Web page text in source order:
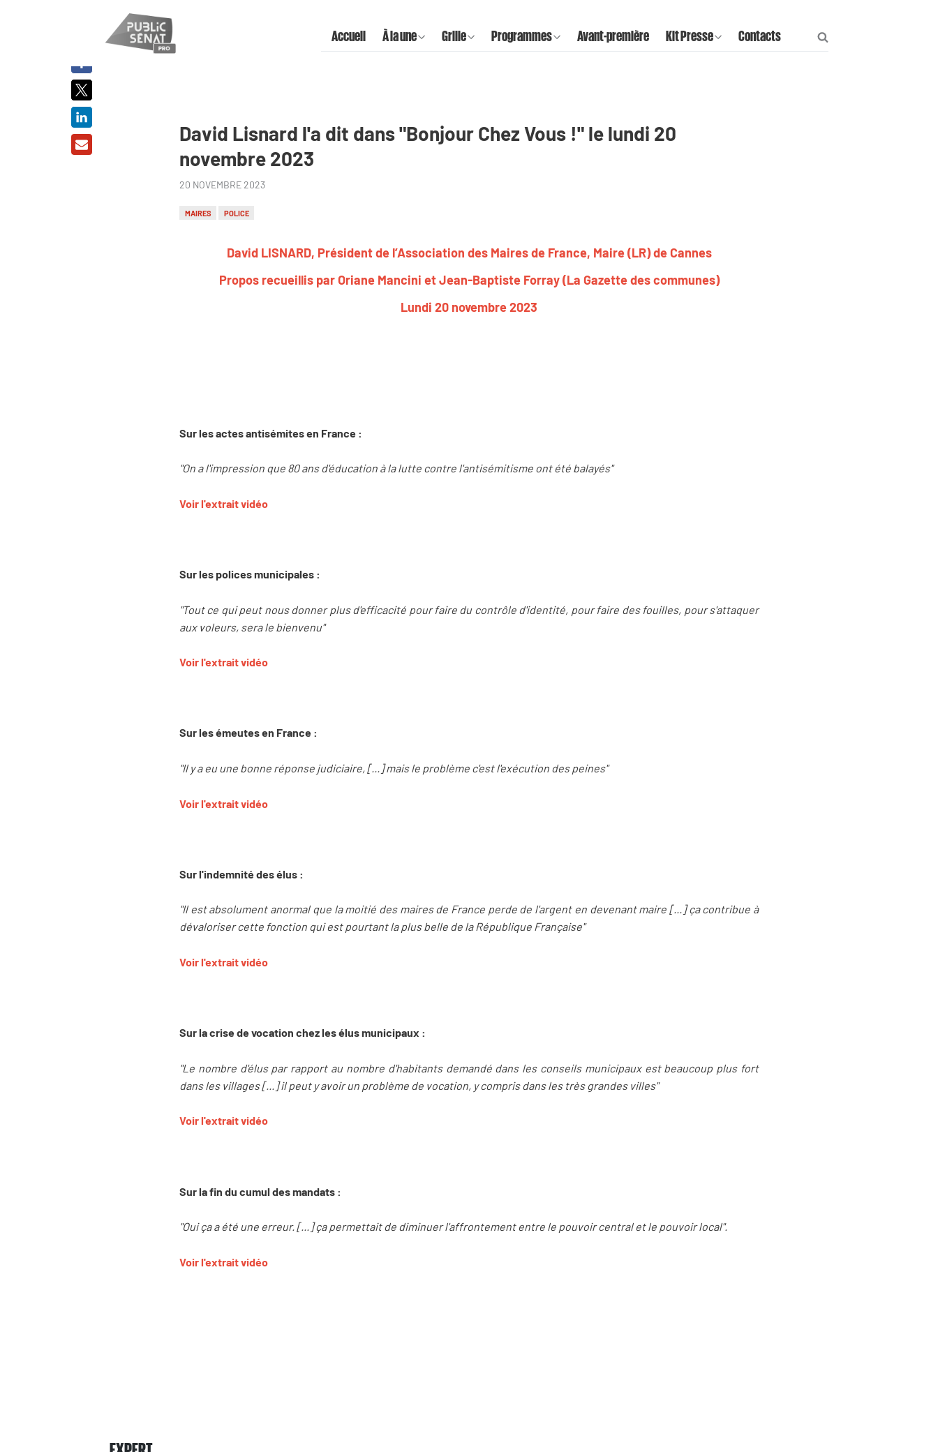
Accueil À la une Grille Programmes Avant-première Kit Presse Contacts
David Lisnard l'a dit dans "Bonjour Chez Vous !" le lundi 20
novembre 2023
20 NOVEMBRE 2023
MAIRES POLICE
David LISNARD, Président de l’Association des Maires de France, Maire (LR) de Cannes
Propos recueillis par Oriane Mancini et Jean-Baptiste Forray (La Gazette des communes)
Lundi 20 novembre 2023
Sur les actes antisémites en France :
"On a l'impression que 80 ans d'éducation à la lutte contre l'antisémitisme ont été balayés"
Voir l'extrait vidéo
Sur les polices municipales :
"Tout ce qui peut nous donner plus d'efficacité pour faire du contrôle d'identité, pour faire des fouilles, pour s'attaquer
aux voleurs, sera le bienvenu"
Voir l'extrait vidéo
Sur les émeutes en France :
"Il y a eu une bonne réponse judiciaire, [...] mais le problème c'est l'exécution des peines"
Voir l'extrait vidéo
Sur l'indemnité des élus :
"Il est absolument anormal que la moitié des maires de France perde de l'argent en devenant maire [...] ça contribue à
dévaloriser cette fonction qui est pourtant la plus belle de la République Française"
Voir l'extrait vidéo
Sur la crise de vocation chez les élus municipaux :
"Le nombre d'élus par rapport au nombre d'habitants demandé dans les conseils municipaux est beaucoup plus fort
dans les villages [...] il peut y avoir un problème de vocation, y compris dans les très grandes villes"
Voir l'extrait vidéo
Sur la fin du cumul des mandats :
"Oui ça a été une erreur. [...] ça permettait de diminuer l'affrontement entre le pouvoir central et le pouvoir local".
Voir l'extrait vidéo